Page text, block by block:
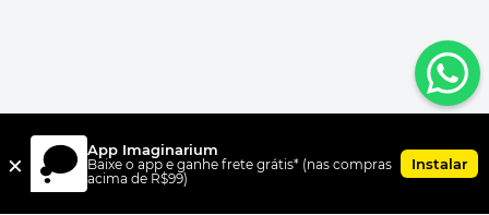
× App Imaginarium
Baixe o app e ganhe frete grátis* (nas compras
acima de R$99)
Instalar